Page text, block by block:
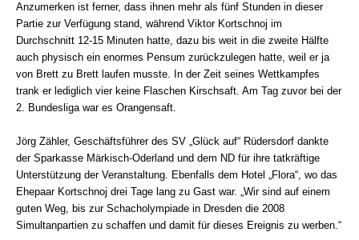
Anzumerken ist ferner, dass ihnen mehr als fünf Stunden in dieser
Partie zur Verfügung stand, während Viktor Kortschnoj im
Durchschnitt 12-15 Minuten hatte, dazu bis weit in die zweite Hälfte
auch physisch ein enormes Pensum zurückzulegen hatte, weil er ja
von Brett zu Brett laufen musste. In der Zeit seines Wettkampfes
trank er lediglich vier keine Flaschen Kirschsaft. Am Tag zuvor bei der
2. Bundesliga war es Orangensaft.
Jörg Zähler, Geschäftsführer des SV „Glück auf“ Rüdersdorf dankte
der Sparkasse Märkisch-Oderland und dem ND für ihre tatkräftige
Unterstützung der Veranstaltung. Ebenfalls dem Hotel „Flora“, wo das
Ehepaar Kortschnoj drei Tage lang zu Gast war. „Wir sind auf einem
guten Weg, bis zur Schacholympiade in Dresden die 2008
Simultanpartien zu schaffen und damit für dieses Ereignis zu werben.“